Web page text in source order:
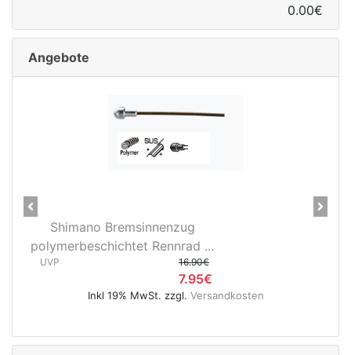
0.00€
Angebote
28" Vorderrad Shimano DH-
3D37 Nabendynamo/Remerx...
Inkl 19% MwSt. zzgl.
Previous Next